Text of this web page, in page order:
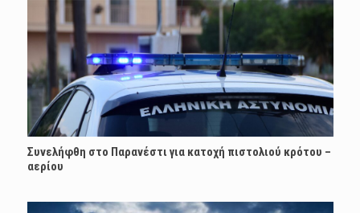
Συνελήφθη στο Παρανέστι για κατοχή πιστολιού κρότου –
αερίου